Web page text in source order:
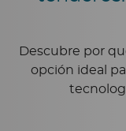
Descubre por
opción ideal